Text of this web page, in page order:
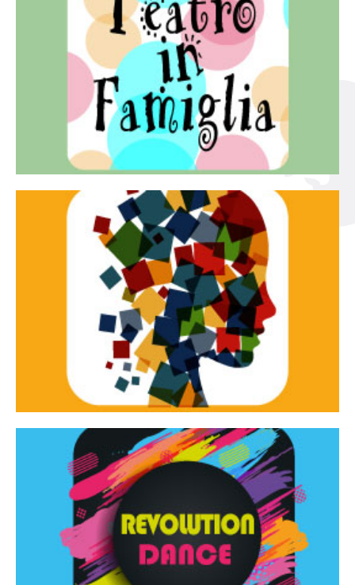
Teatro in famiglia
Teatro In Famiglia è una rassegna di teatro concepita
per far condividere e godere del teatro all’intera
famiglia.
Continua
Tracce dinamiche
Tracce Dinamiche è una rassegna di teatro
d’innovazione e sperimentale.
Continua
Revolution Dance
Rassegna di danza contemporanea – I Edizione